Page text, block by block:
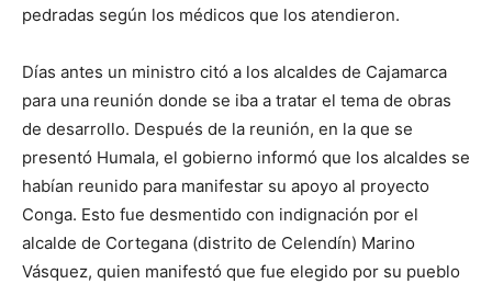
pedradas según los médicos que los atendieron.
Días antes un ministro citó a los alcaldes de Cajamarca
para una reunión donde se iba a tratar el tema de obras
de desarrollo. Después de la reunión, en la que se
presentó Humala, el gobierno informó que los alcaldes se
habían reunido para manifestar su apoyo al proyecto
Conga. Esto fue desmentido con indignación por el
alcalde de Cortegana (distrito de Celendín) Marino
Vásquez, quien manifestó que fue elegido por su pueblo